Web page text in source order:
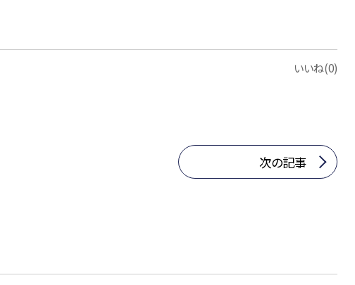
いいね(0)
次の記事